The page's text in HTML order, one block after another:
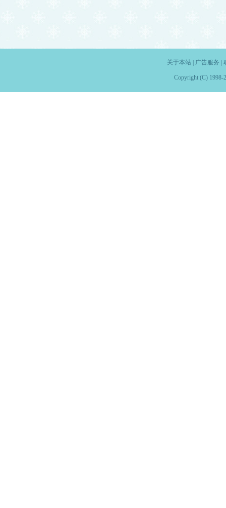
关于本站| 广告服务
Copyright (C) 1998-